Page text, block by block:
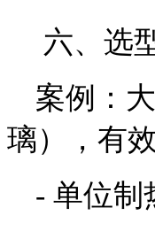
六、选
案例：
璃），有
- 单位